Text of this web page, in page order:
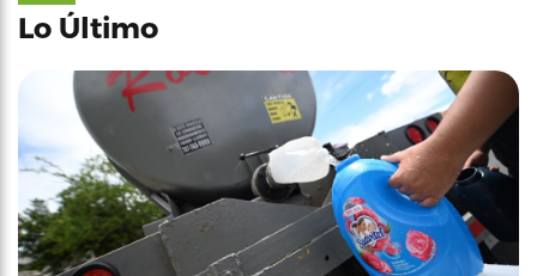
Lo Último